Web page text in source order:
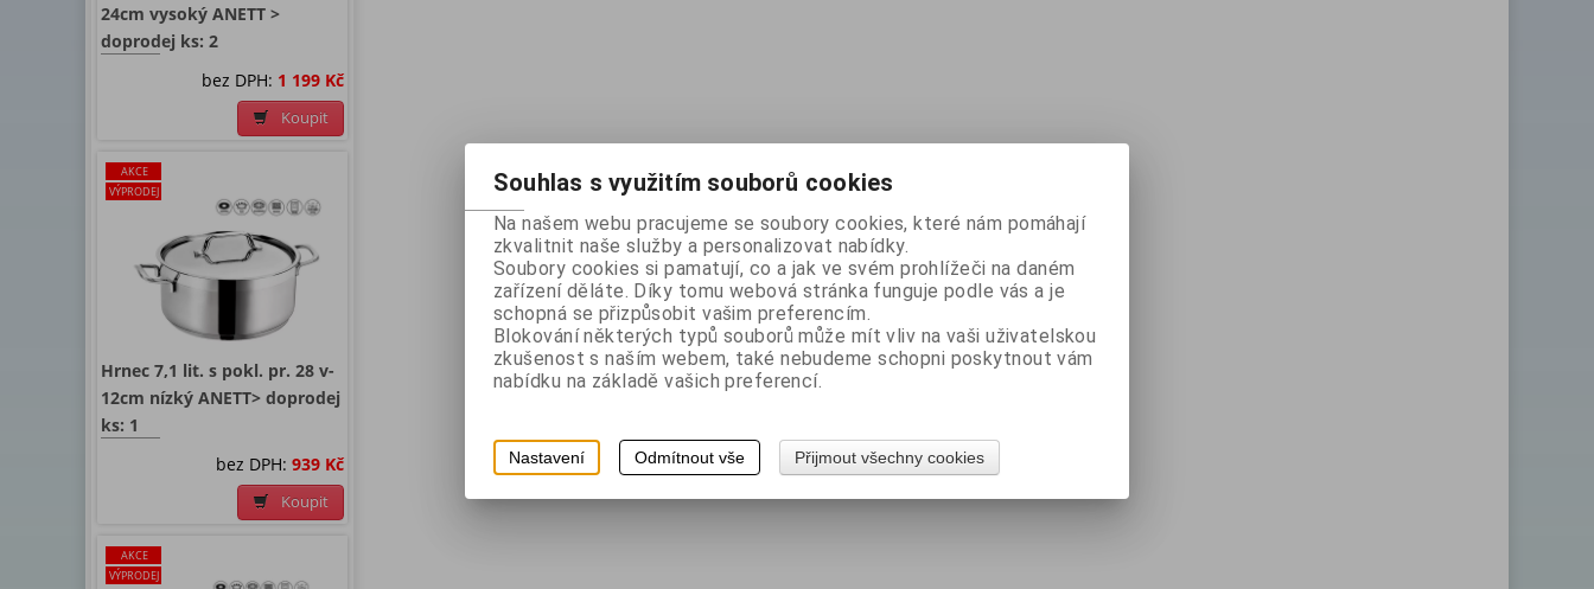
24cm vysoký ANETT >
doprodej ks: 2
bez DPH: 1 199 Kč
Koupit
AKCE
VÝPRODEJ
Hrnec 7,1 lit. s pokl. pr. 28 v-
12cm nízký ANETT> doprodej
ks: 1
bez DPH: 939 Kč
Koupit
AKCE
VÝPRODEJ
Souhlas s využitím souborů cookies
Na našem webu pracujeme se soubory cookies, které nám pomáhají
zkvalitnit naše služby a personalizovat nabídky.
Soubory cookies si pamatují, co a jak ve svém prohlížeči na daném
zařízení děláte. Díky tomu webová stránka funguje podle vás a je
schopná se přizpůsobit vašim preferencím.
Blokování některých typů souborů může mít vliv na vaši uživatelskou
zkušenost s naším webem, také nebudeme schopni poskytnout vám
nabídku na základě vašich preferencí.
Nastavení Odmítnout vše Přijmout všechny cookies